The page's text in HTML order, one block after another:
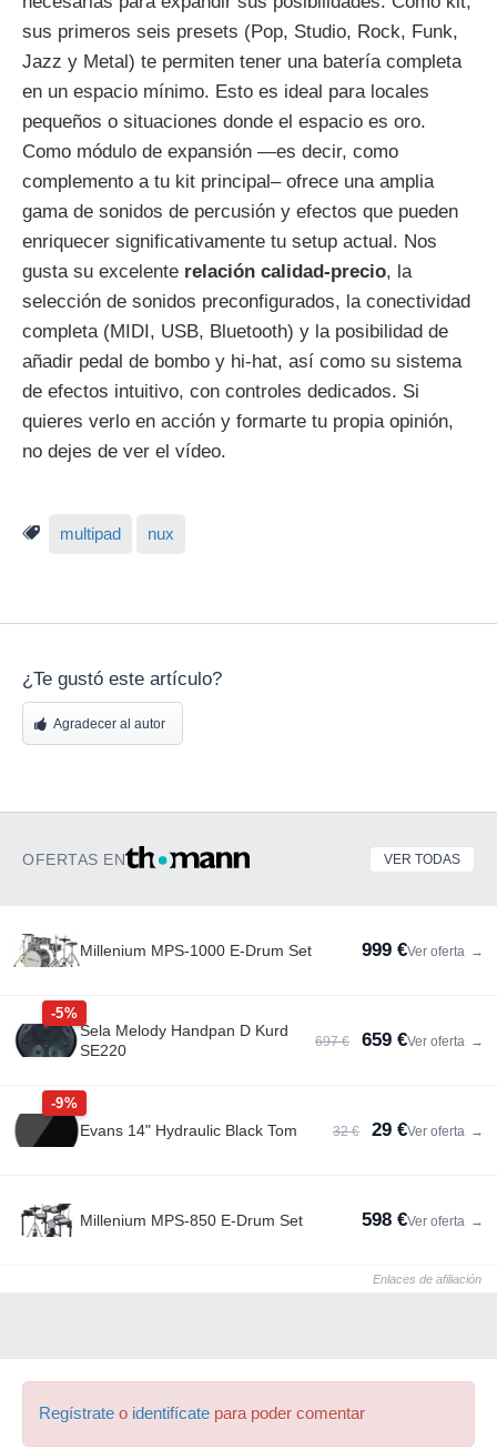
sus primeros seis presets (Pop, Studio, Rock, Funk,
Jazz y Metal) te permiten tener una batería completa
en un espacio mínimo. Esto es ideal para locales
pequeños o situaciones donde el espacio es oro.
Como módulo de expansión —es decir, como
complemento a tu kit principal– ofrece una amplia
gama de sonidos de percusión y efectos que pueden
enriquecer significativamente tu setup actual. Nos
gusta su excelente relación calidad-precio, la
selección de sonidos preconfigurados, la conectividad
completa (MIDI, USB, Bluetooth) y la posibilidad de
añadir pedal de bombo y hi-hat, así como su sistema
de efectos intuitivo, con controles dedicados. Si
quieres verlo en acción y formarte tu propia opinión,
no dejes de ver el vídeo.
multipad nux
¿Te gustó este artículo?
Agradecer al autor
OFERTAS EN VER TODAS
Millenium MPS-1000 E-Drum Set 999 €Ver oferta →
-5%
Sela Melody Handpan D Kurd
SE220
697 € 659 €Ver oferta →
-9%
Evans 14" Hydraulic Black Tom 32 € 29 €Ver oferta →
Millenium MPS-850 E-Drum Set 598 €Ver oferta →
Enlaces de afiliación
Regístrate o identifícate para poder comentar